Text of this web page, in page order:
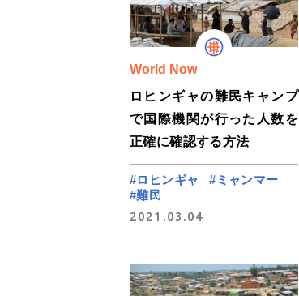
World Now
ロヒンギャの難民キャンプ
で国際機関が行った人数を
正確に確認する方法
#ロヒンギャ
#ミャンマー
#難民
2021.03.04